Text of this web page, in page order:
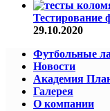
Тестирование
29.10.2020
Футбольные
Новости
Академия
Галерея
О компании